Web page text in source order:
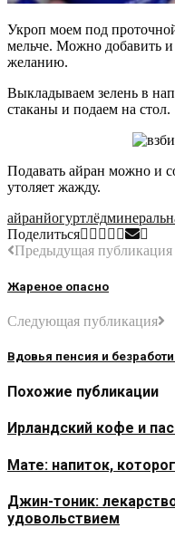
Укроп моем под
мельче. Можно добавить
желанию.
Выкладываем зелень в
стаканы и подаем на стол.
Подавать айран можно и
утоляет жажду.
айранйогуртлёд
Поделиться
Предыдущая публикация
Жареное опасно
Следующая публикация
Вдовья пенсия и
Похожие публикации
Ирландский кофе и
Мате: напиток,
Джин-тоник:
удовольствием